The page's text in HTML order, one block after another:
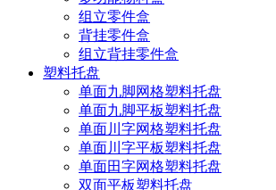
组立零件盒
背挂零件盒
组立背挂零件盒
塑料托盘
单面九脚网格塑料托盘
单面九脚平板塑料托盘
单面川字网格塑料托盘
单面川字平板塑料托盘
单面田字网格塑料托盘
双面平板塑料托盘